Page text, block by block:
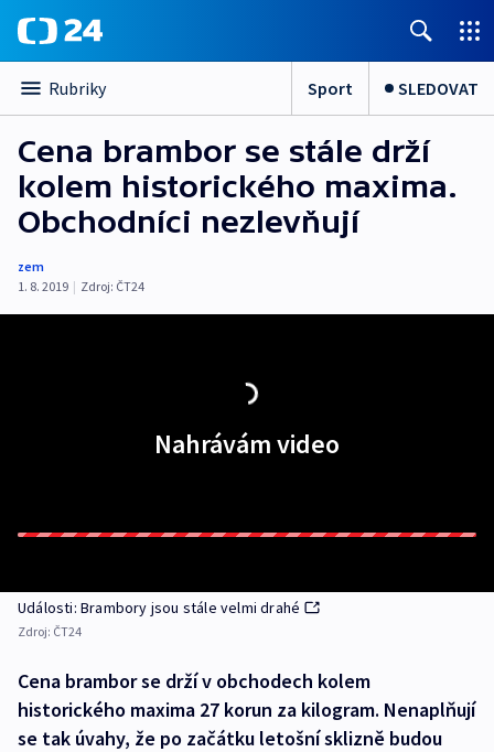
Rubriky Sport SLEDOVAT
Cena brambor se stále drží
kolem historického maxima.
Obchodníci nezlevňují
zem
1. 8. 2019 | Zdroj: ČT24
Nahrávám video
Události: Brambory jsou stále velmi drahé
Zdroj: ČT24
Cena brambor se drží v obchodech kolem
historického maxima 27 korun za kilogram. Nenaplňují
se tak úvahy, že po začátku letošní sklizně budou